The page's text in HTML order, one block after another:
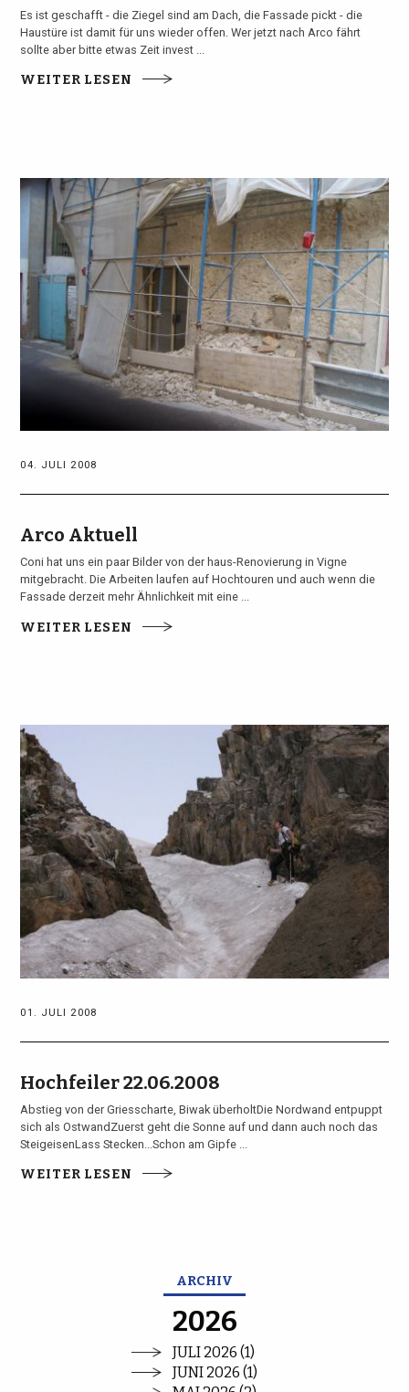
Es ist geschafft - die Ziegel sind am Dach, die Fassade pickt - die
Haustüre ist damit für uns wieder offen. Wer jetzt nach Arco fährt
sollte aber bitte etwas Zeit invest ...
WEITER LESEN
04. JULI 2008
Arco Aktuell
Coni hat uns ein paar Bilder von der haus-Renovierung in Vigne
mitgebracht. Die Arbeiten laufen auf Hochtouren und auch wenn die
Fassade derzeit mehr Ähnlichkeit mit eine ...
WEITER LESEN
01. JULI 2008
Hochfeiler 22.06.2008
Abstieg von der Griesscharte, Biwak überholtDie Nordwand entpuppt
sich als OstwandZuerst geht die Sonne auf und dann auch noch das
SteigeisenLass Stecken...Schon am Gipfe ...
WEITER LESEN
ARCHIV
2026
JULI 2026 (1)
JUNI 2026 (1)